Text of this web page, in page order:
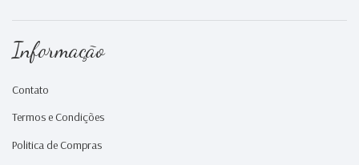
Informação
Contato
Termos e Condições
Politica de Compras